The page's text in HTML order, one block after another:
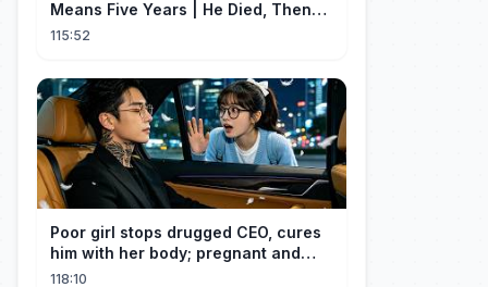
Means Five Years | He Died, Then
Returned for Payback | Cdrama
115:52
Poor girl stops drugged CEO, cures
him with her body; pregnant and
cherished
118:10